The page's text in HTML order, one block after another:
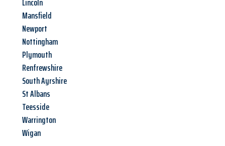
Mansfield
Newport
Nottingham
Plymouth
Renfrewshire
South Ayrshire
St Albans
Teesside
Warrington
Wigan